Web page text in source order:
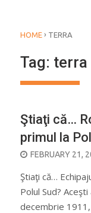
HOME › TERRA
Tag: terra
Ştiaţi că…
primul la
POSTED
FEBRUARY 21,
Ştiaţi că…
Polul Sud?
decembrie